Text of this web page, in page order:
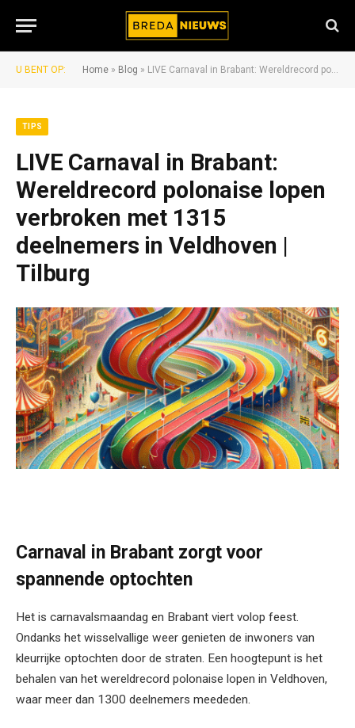
U BENT OP: Home » Blog » LIVE Carnaval in Brabant: Wereldrecord polonaise lopen verbroken met 1315 deelnemers in Veldhoven | Tilburg
TIPS
LIVE Carnaval in Brabant:
Wereldrecord polonaise lopen
verbroken met 1315
deelnemers in Veldhoven |
Tilburg
Carnaval in Brabant zorgt voor
spannende optochten
Het is carnavalsmaandag en Brabant viert volop feest.
Ondanks het wisselvallige weer genieten de inwoners van
kleurrijke optochten door de straten. Een hoogtepunt is het
behalen van het wereldrecord polonaise lopen in Veldhoven,
waar meer dan 1300 deelnemers meededen.